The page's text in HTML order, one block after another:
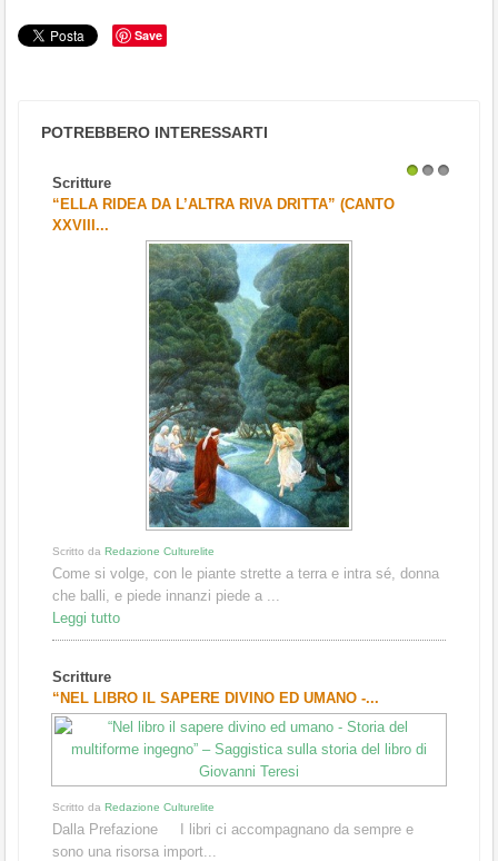
Save
POTREBBERO INTERESSARTI
Scritture
“ELLA RIDEA DA L’ALTRA RIVA DRITTA” (CANTO
XXVIII...
Scritto da Redazione Culturelite
Come si volge, con le piante strette a terra e intra sé, donna
che balli, e piede innanzi piede a ...
Leggi tutto
Scritture
“NEL LIBRO IL SAPERE DIVINO ED UMANO -...
Scritto da Redazione Culturelite
Dalla Prefazione I libri ci accompagnano da sempre e
sono una risorsa import...